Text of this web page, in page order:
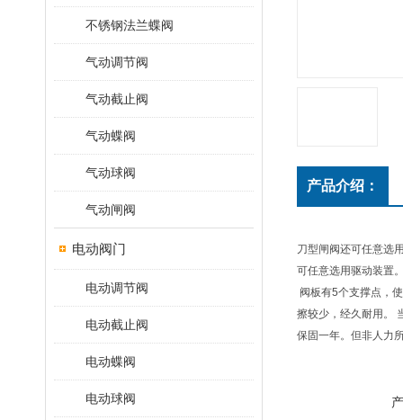
不锈钢法兰蝶阀
气动调节阀
气动截止阀
气动蝶阀
气动球阀
气动闸阀
电动阀门
电动调节阀
电动截止阀
电动蝶阀
电动球阀
产品介绍：
刀型闸阀还可任意选
可任意选用驱动装置
阀板有5个支撑点，
擦较少，经久耐用。
保固一年。但非人力